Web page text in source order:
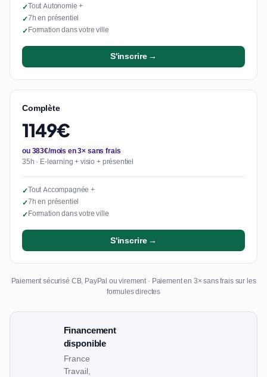
✓Tout Autonomie +
✓7h en présentiel
✓Formation dans votre ville
S'inscrire →
Complète
1149€
ou 383€/mois en 3× sans frais
35h · E-learning + visio + présentiel
✓Tout Accompagnée +
✓7h en présentiel
✓Formation dans votre ville
S'inscrire →
Paiement sécurisé CB, PayPal ou virement · Paiement en 3× sans frais sur les
formules directes
Financement
disponible
France
Travail,